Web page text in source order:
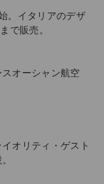
。イタリアのデザ
で販売。
オーシャン航空
オリティ・ゲスト